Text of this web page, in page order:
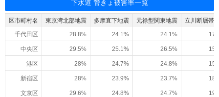
下水道 管きょ被害率一覧
区市町村名 東京湾北部地震 多摩直下地震 元禄型関東地震
立川断層帯
千代田区
28.8% 24.1% 24.1%
中央区 29.5% 25.1% 26.5%
港区 28% 24.7% 24.8%
新宿区 28% 23.9% 23.7%
文京区 29.6% 24.8% 24.7%